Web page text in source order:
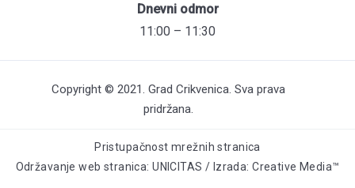
Dnevni odmor
11:00 – 11:30
Copyright © 2021. Grad Crikvenica. Sva prava
pridržana.
Pristupačnost mrežnih stranica
Održavanje web stranica: UNICITAS / Izrada: Creative Media™